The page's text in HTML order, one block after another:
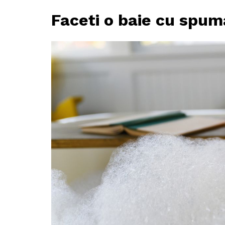
Faceti o baie cu